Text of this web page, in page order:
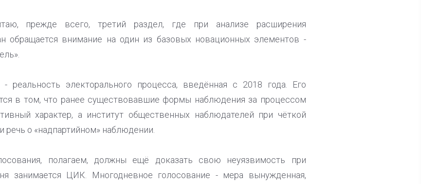
прежде всего, третий раздел, где при анализе расширения
обращается внимание на один из базовых новационных элементов -
реальность электорального процесса, введённая с 2018 года. Его
в том, что ранее существовавшие формы наблюдения за процессом
характер, а институт общественных наблюдателей при чёткой
речь о «надпартийном» наблюдении.
полагаем, должны ещё доказать свою неуязвимость при
занимается ЦИК. Многодневное голосование - мера вынужденная,